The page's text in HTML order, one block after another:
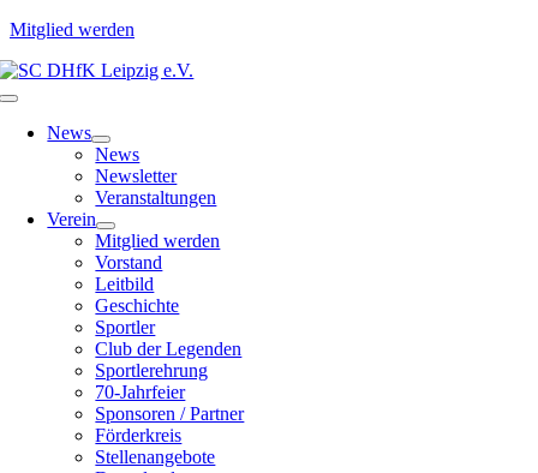
Mitglied werden
Zum
Inhalt
Toggle
NavigationNews
News
Newsletter
Veranstaltungen
Verein
Mitglied werden
Vorstand
Leitbild
Geschichte
Sportler
Club der Legenden
Sportlerehrung
70-Jahrfeier
Sponsoren / Partner
Förderkreis
Stellenangebote